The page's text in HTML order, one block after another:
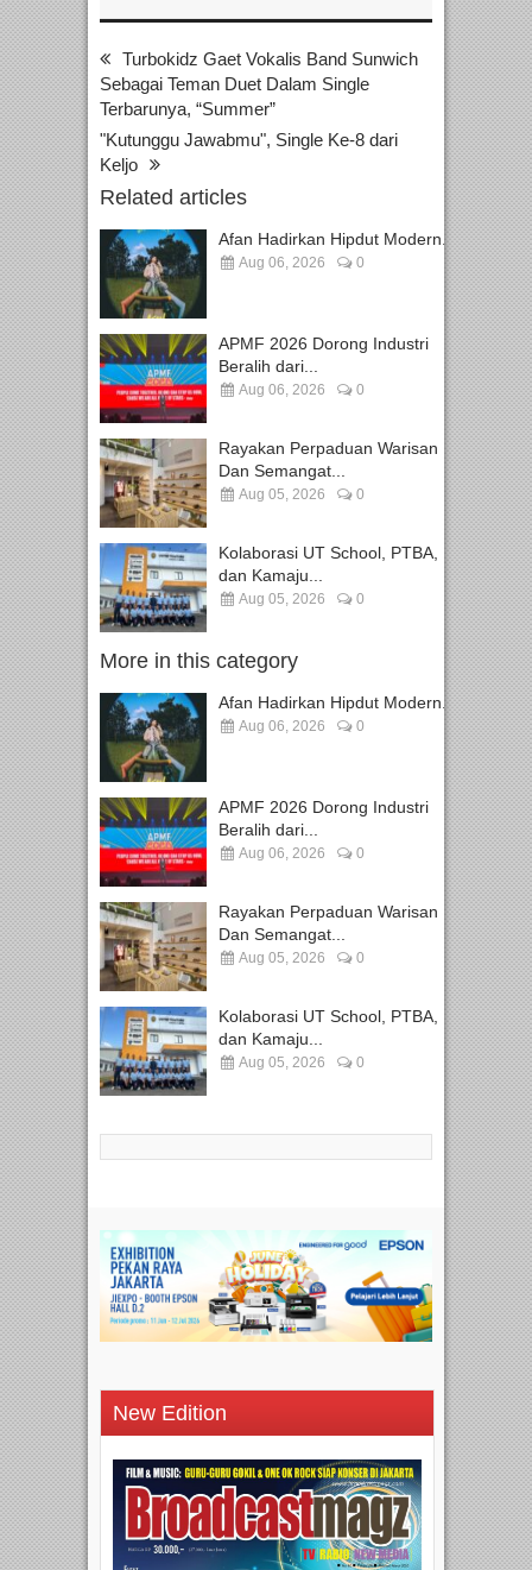
Turbokidz Gaet Vokalis Band Sunwich
Sebagai Teman Duet Dalam Single
Terbarunya, “Summer”
"Kutunggu Jawabmu", Single Ke-8 dari
Keljo
Related articles
Afan Hadirkan Hipdut Modern...
Aug 06, 2026 0
APMF 2026 Dorong Industri
Beralih dari...
Aug 06, 2026 0
Rayakan Perpaduan Warisan
Dan Semangat...
Aug 05, 2026 0
Kolaborasi UT School, PTBA,
dan Kamaju...
Aug 05, 2026 0
More in this category
Afan Hadirkan Hipdut Modern...
Aug 06, 2026 0
APMF 2026 Dorong Industri
Beralih dari...
Aug 06, 2026 0
Rayakan Perpaduan Warisan
Dan Semangat...
Aug 05, 2026 0
Kolaborasi UT School, PTBA,
dan Kamaju...
Aug 05, 2026 0
New Edition